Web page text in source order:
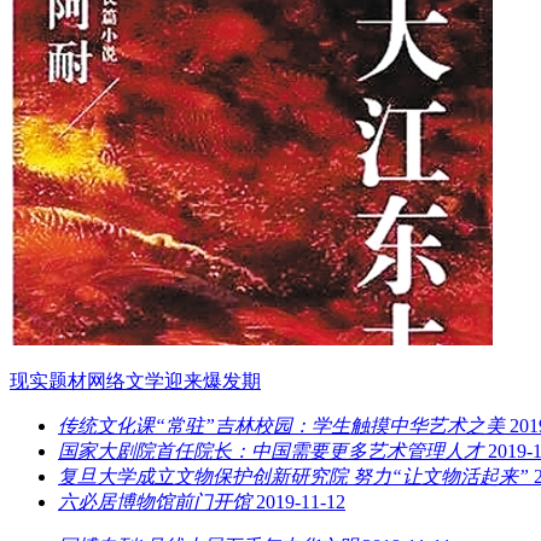
现实题材网络文学迎来爆发期
传统文化课“常驻”吉林校园：学生触摸中华艺术之美
国家大剧院首任院长：中国需要更多艺术管理人才 2019-
复旦大学成立文物保护创新研究院 努力“让文物活起来”
六必居博物馆前门开馆 2019-11-12